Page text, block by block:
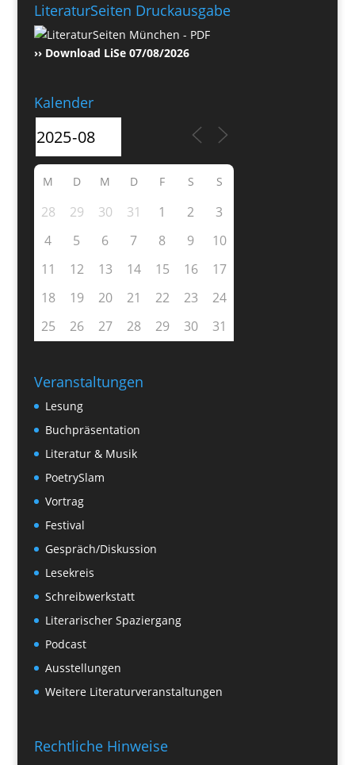
LiteraturSeiten Druckausgabe
›› Download LiSe 07/08/2026
Kalender
M D M D F S S
28 29 30 31 1 2
3
4
5 6 7 8 9
10
11
12 13 14 15 16
17
18
19 20 21 22 23
24
25
26 27 28 29 30 31
Veranstaltungen
Lesung
Buchpräsentation
Literatur & Musik
PoetrySlam
Vortrag
Festival
Gespräch/Diskussion
Lesekreis
Schreibwerkstatt
Literarischer Spaziergang
Podcast
Ausstellungen
Weitere Literaturveranstaltungen
Rechtliche Hinweise